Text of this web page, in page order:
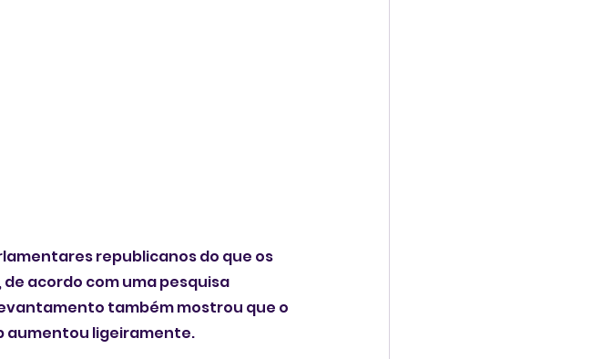
republicanos do que os
acordo com uma pesquisa
também mostrou que o
aumentou ligeiramente.